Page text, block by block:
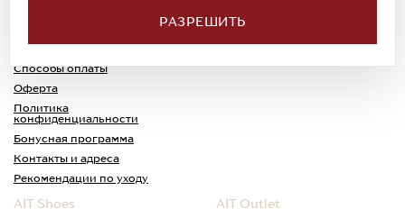
РАЗРЕШИТЬ
Доставка
Способы оплаты
Оферта
Политика
конфиденциальности
Обмен и возврат
Каспи-Ред
Бонусная программа
Контакты и адреса
Рекомендации по уходу
AIT Shoes AIT Outlet